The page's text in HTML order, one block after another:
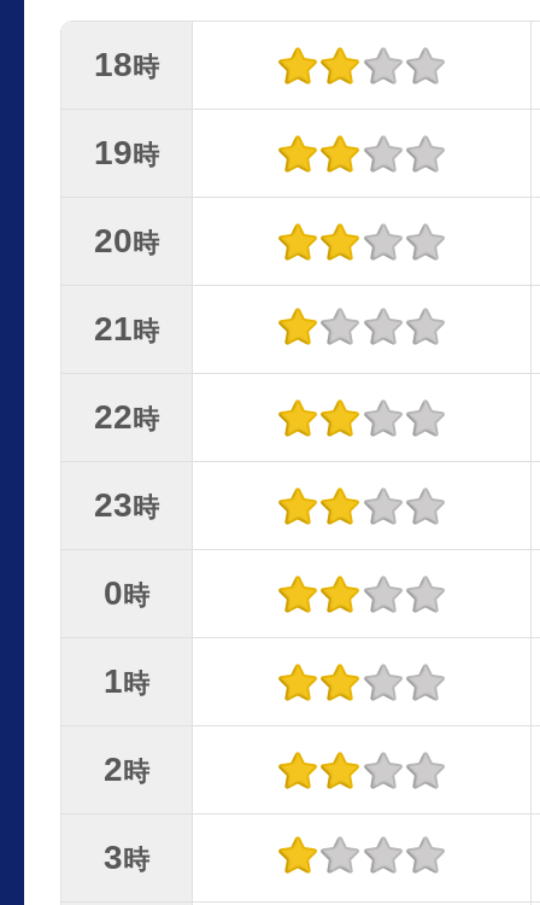
18時
19時
20時
21時
22時
23時
0時
1時
2時
3時